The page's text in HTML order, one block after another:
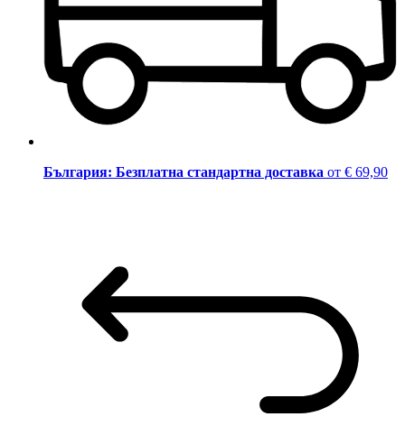
България: Безплатна стандартна доставка от € 69,90